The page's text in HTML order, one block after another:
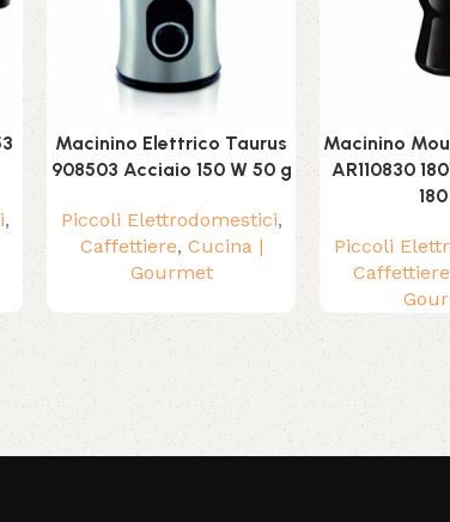
,
Macinino Elettrico Taurus
908503 Acciaio 150 W 50 g
Piccoli Elettrodomestici,
Caffettiere, Cucina |
Gourmet
Macinino
AR110830
Piccoli
Caffettiere